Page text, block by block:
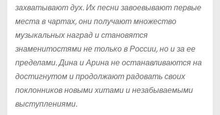
захватывают дух. Их песни завоевывают первые
места в чартах, они получают множество
музыкальных наград и становятся
знаменитостями не только в России, но и за ее
пределами. Дина и Арина не останавливаются на
достигнутом и продолжают радовать своих
поклонников новыми хитами и незабываемыми
выступлениями.